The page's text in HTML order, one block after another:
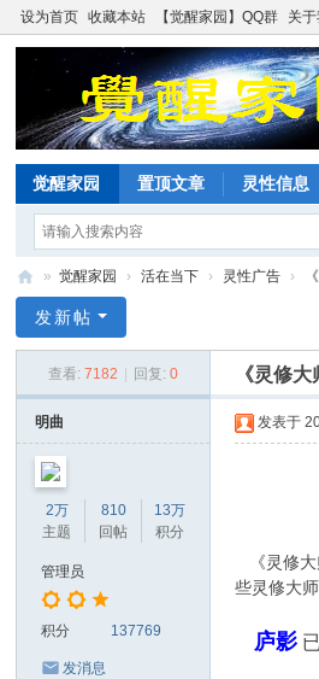
设为首页 收藏本站 【觉醒家园】QQ群 关
觉醒家园 置顶文章 灵性信息
醒
园
» 觉醒家园 › 活在当下 › 灵性广告 ›
发新帖
查看: 7182 回复: 0 《灵修
明曲
2万
主题
810
回帖
13万
积分
管理员
积分 137769
发消息
发表于
《灵修大
些灵修大
庐影